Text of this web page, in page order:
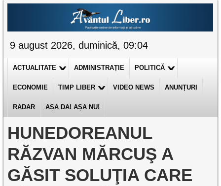
9 august 2026, duminică, 09:04
ACTUALITATE ADMINISTRAȚIE POLITICĂ
ECONOMIE TIMP LIBER VIDEO NEWS ANUNȚURI
RADAR AȘA DA! AȘA NU!
HUNEDOREANUL
RĂZVAN MĂRCUŞ A
GĂSIT SOLUŢIA CARE